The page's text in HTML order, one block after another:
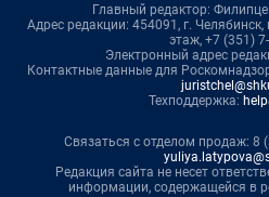
Главный редактор:
Адрес редакции: 454091, г. Челябинск,
этаж, +7 (351)
Электронный адрес
Контактные данные для
Техподдержка:
Связаться с отделом продаж: 8
Редакция сайта не несет
информации, содержащейся в